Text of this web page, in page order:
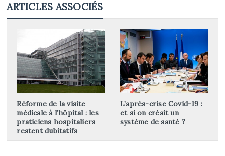
ARTICLES ASSOCIÉS
Réforme de la visite
médicale à l’hôpital : les
praticiens hospitaliers
restent dubitatifs
L’après-crise Covid-19 :
et si on créait un
système de santé ?